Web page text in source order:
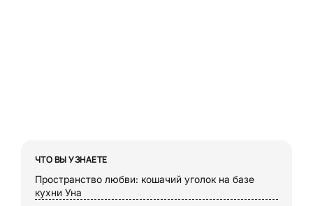
ЧТО ВЫ УЗНАЕТЕ
Пространство любви: кошачий уголок на базе
кухни Уна